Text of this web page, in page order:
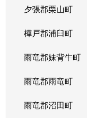
夕張郡栗山町
樺戸郡浦臼町
雨竜郡妹背牛町
雨竜郡雨竜町
雨竜郡沼田町